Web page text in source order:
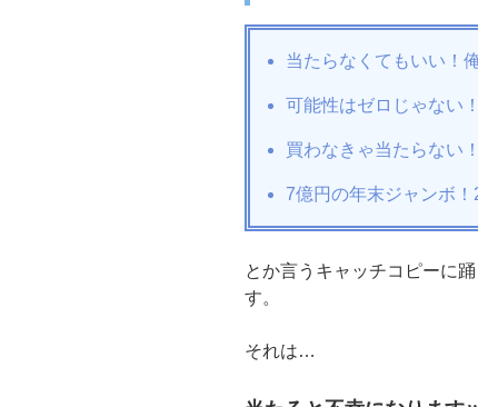
当たらなくてもいい！
可能性はゼロじゃない！
買わなきゃ当たらない！
7億円の年末ジャンボ！
とか言うキャッチコピーに
す。
それは…